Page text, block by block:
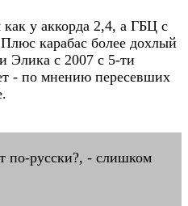
как у аккорда 2,4, а ГБЦ с
карабас более дохлый
Элика с 2007 с 5-ти
- по мнению пересевших
по-русски?, - слишком